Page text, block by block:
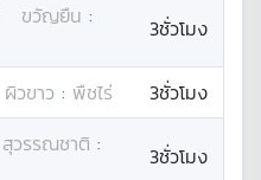
ขวัญยืน :
3ชั่วโมง
ผิวขาว : พืชไร่
3ชั่วโมง
สุวรรณชาติ :
3ชั่วโมง